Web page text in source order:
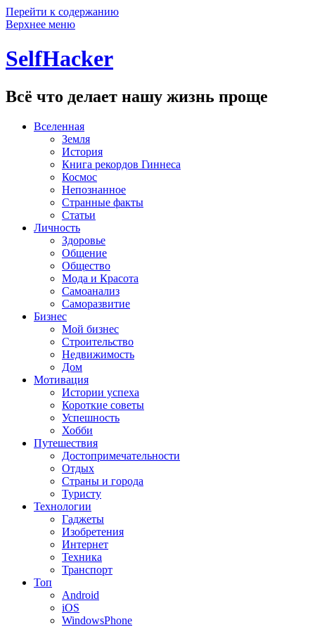
Перейти к содержанию
Верхнее меню
SelfHacker
Всё что делает нашу жизнь проще
Вселенная
Земля
История
Книга рекордов Гиннеса
Космос
Непознанное
Странные факты
Статьи
Личность
Здоровье
Общение
Общество
Мода и Красота
Самоанализ
Саморазвитие
Бизнес
Мой бизнес
Строительство
Недвижимость
Дом
Мотивация
Истории успеха
Короткие советы
Успешность
Хобби
Путешествия
Достопримечательности
Отдых
Страны и города
Туристу
Технологии
Гаджеты
Изобретения
Интернет
Техника
Транспорт
Топ
Android
iOS
WindowsPhone